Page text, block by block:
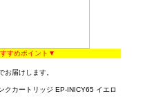
すめポイント▼
お届けします。
クカートリッジ EP-INICY65 イエロ